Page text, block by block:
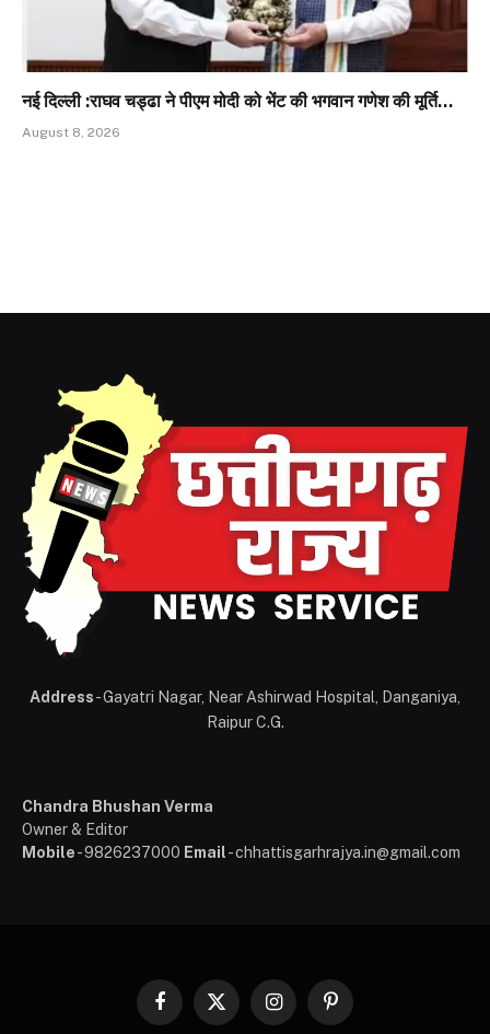
नई दिल्ली :राघव चड्ढा ने पीएम मोदी को भेंट की भगवान गणेश की मूर्ति…
August 8, 2026
Address- Gayatri Nagar, Near Ashirwad Hospital, Danganiya,
Raipur C.G.
Chandra Bhushan Verma
Owner & Editor
Mobile- 9826237000 Email- chhattisgarhrajya.in@gmail.com
Facebook
X
InstagramPinterest